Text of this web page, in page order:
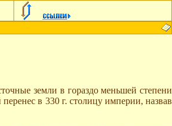
земли в гораздо меньшей степени
в 330 г. столицу империи, назвав